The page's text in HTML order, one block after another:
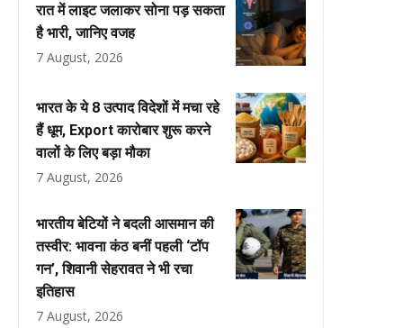
रात में लाइट जलाकर सोना पड़ सकता
है भारी, जानिए वजह
7 August, 2026
भारत के ये 8 उत्पाद विदेशों में मचा रहे
हैं धूम, Export कारोबार शुरू करने
वालों के लिए बड़ा मौका
7 August, 2026
भारतीय बेटियों ने बदली आसमान की
तस्वीर: भावना कंठ बनीं पहली ‘टॉप
गन’, शिवानी सेहरावत ने भी रचा
इतिहास
7 August, 2026